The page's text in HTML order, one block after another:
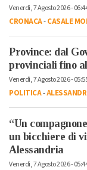
Venerdì, 7 Agosto 2026 -
CRONACA-CASALE
Province: dal
provinciali fino
Venerdì, 7 Agosto 2026 -
POLITICA-
“Un
un bicchiere di
Alessandria
Venerdì, 7 Agosto 2026 -